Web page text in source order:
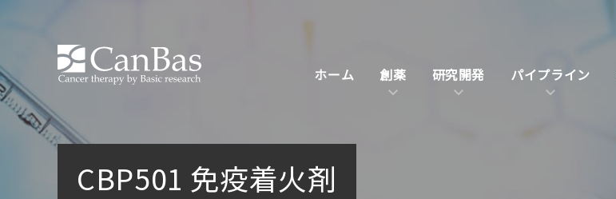
ホーム 創薬 研究開発 パイプライン
CBP501 免疫着火剤